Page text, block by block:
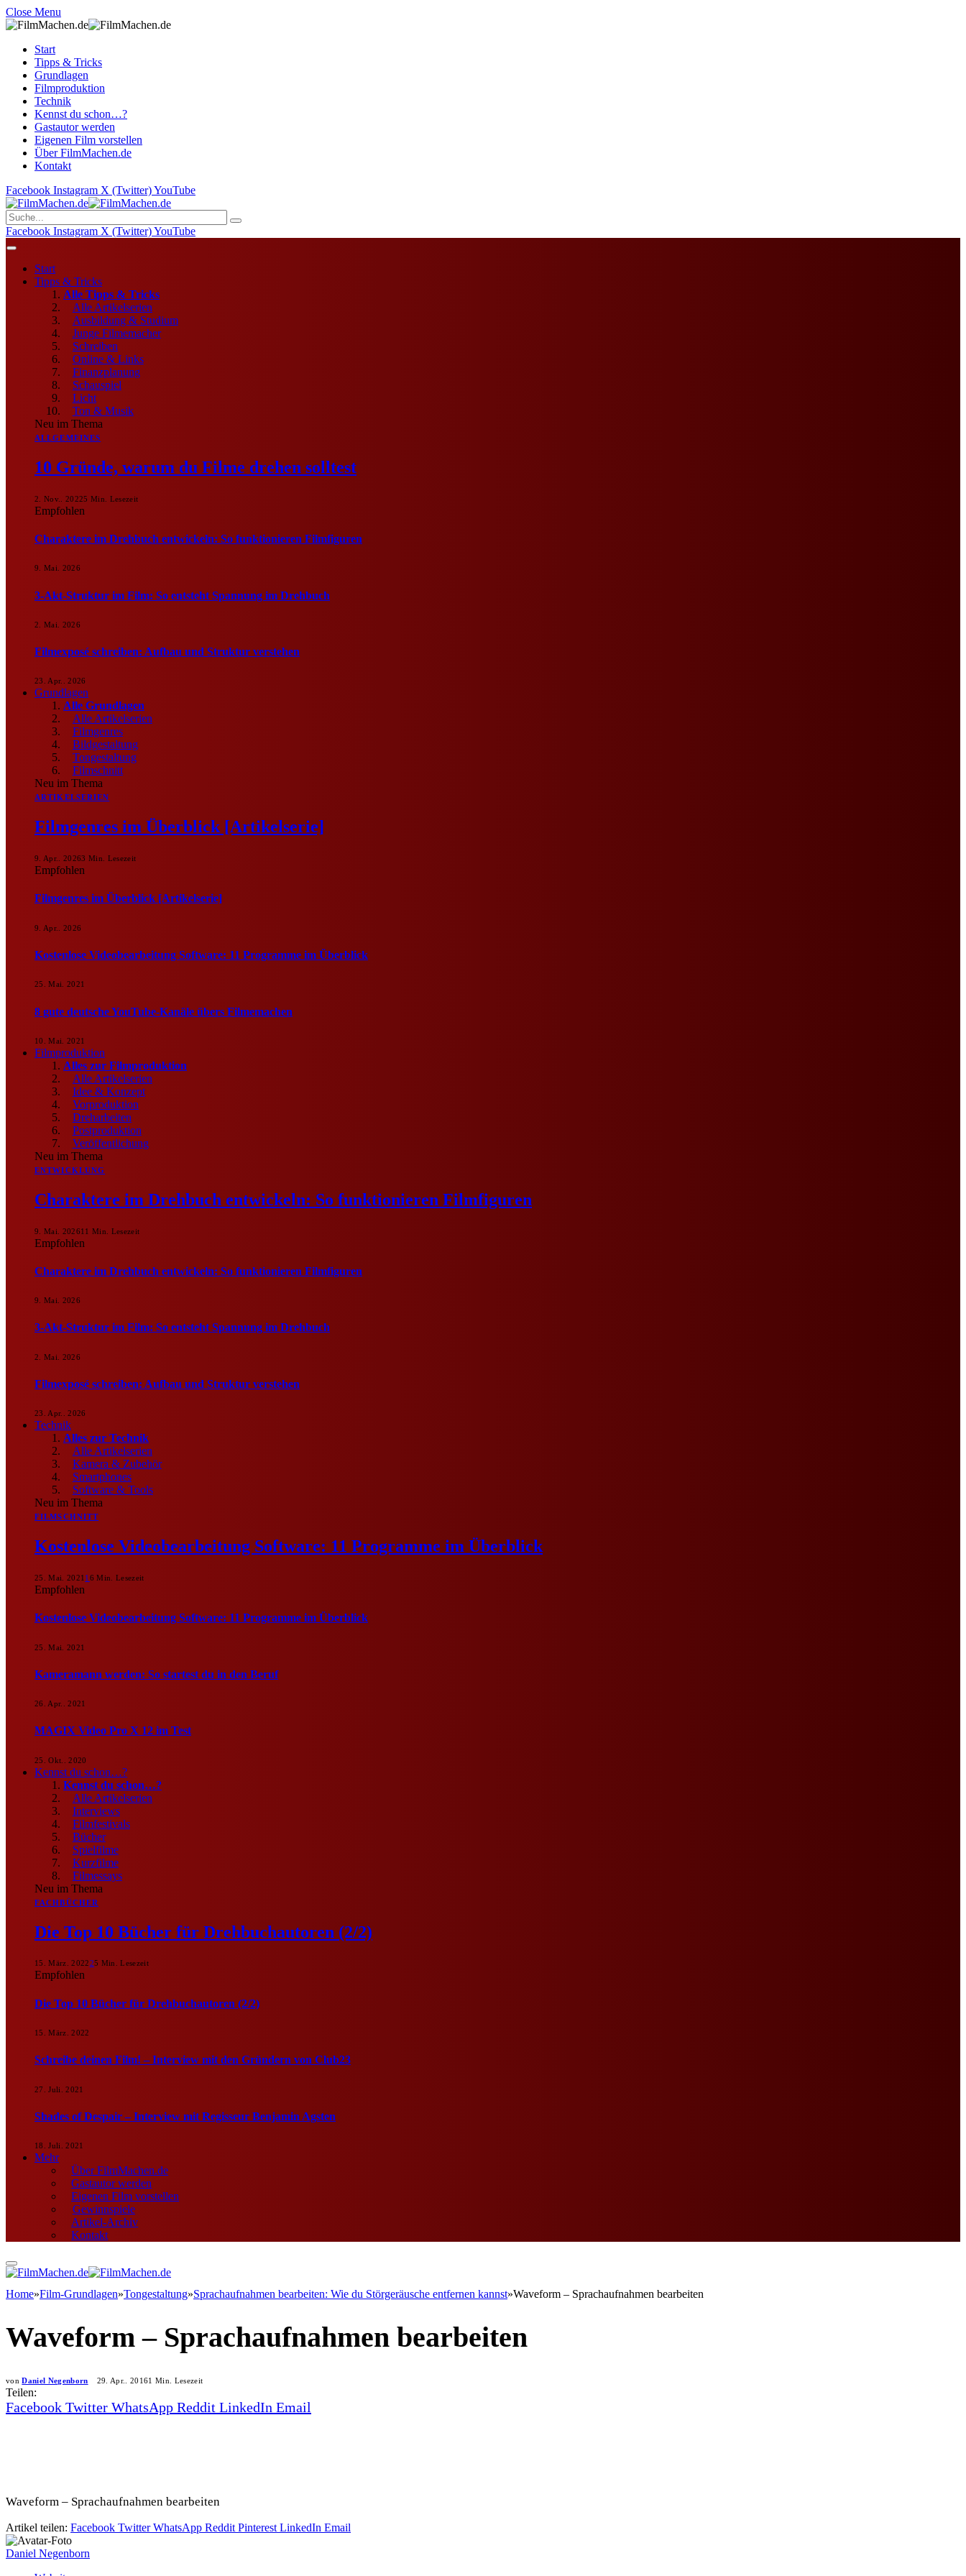
Close Menu
Start
Tipps & Tricks
Grundlagen
Filmproduktion
Technik
Kennst du schon…?
Gastautor werden
Eigenen Film vorstellen
Über FilmMachen.de
Kontakt
Facebook Instagram X (Twitter)YouTube
Facebook Instagram X (Twitter)YouTube
Start
Tipps & Tricks
Alle Tipps & Tricks
Alle Artikelserien
Ausbildung & Studium
Junge Filmemacher
Schreiben
Online & Links
Finanzplanung
Schauspiel
Licht
Ton & Musik
Neu im Thema
ALLGEMEINES
10 Gründe, warum du Filme drehen solltest
2. Nov.. 20225 Min. Lesezeit
Empfohlen
Charaktere im Drehbuch entwickeln: So funktionieren Filmfiguren
9. Mai. 2026
3-Akt-Struktur im Film: So entsteht Spannung im Drehbuch
2. Mai. 2026
Filmexposé schreiben: Aufbau und Struktur verstehen
23. Apr.. 2026
Grundlagen
Alle Grundlagen
Alle Artikelserien
Filmgenres
Bildgestaltung
Tongestaltung
Filmschnitt
Neu im Thema
ARTIKELSERIEN
Filmgenres im Überblick [Artikelserie]
9. Apr.. 20263 Min. Lesezeit
Empfohlen
Filmgenres im Überblick [Artikelserie]
9. Apr.. 2026
Kostenlose Videobearbeitung Software: 11 Programme im Überblick
25. Mai. 2021
8 gute deutsche YouTube-Kanäle übers Filmemachen
10. Mai. 2021
Filmproduktion
Alles zur Filmproduktion
Alle Artikelserien
Idee & Konzept
Vorproduktion
Dreharbeiten
Postproduktion
Veröffentlichung
Neu im Thema
ENTWICKLUNG
Charaktere im Drehbuch entwickeln: So funktionieren Filmfiguren
9. Mai. 202611 Min. Lesezeit
Empfohlen
Charaktere im Drehbuch entwickeln: So funktionieren Filmfiguren
9. Mai. 2026
3-Akt-Struktur im Film: So entsteht Spannung im Drehbuch
2. Mai. 2026
Filmexposé schreiben: Aufbau und Struktur verstehen
23. Apr.. 2026
Technik
Alles zur Technik
Alle Artikelserien
Kamera & Zubehör
Smartphones
Software & Tools
Neu im Thema
FILMSCHNITT
Kostenlose Videobearbeitung Software: 11 Programme im Überblick
25. Mai. 2021 1 6 Min. Lesezeit
Empfohlen
Kostenlose Videobearbeitung Software: 11 Programme im Überblick
25. Mai. 2021
Kameramann werden: So startest du in den Beruf
26. Apr.. 2021
MAGIX Video Pro X 12 im Test
25. Okt.. 2020
Kennst du schon…?
Kennst du schon…?
Alle Artikelserien
Interviews
Filmfestivals
Bücher
Spielfilme
Kurzfilme
Filmessays
Neu im Thema
FACHBÜCHER
Die Top 10 Bücher für Drehbuchautoren (2/2)
15. März. 202225 Min. Lesezeit
Empfohlen
Die Top 10 Bücher für Drehbuchautoren (2/2)
15. März. 2022
Schreibe deinen Film! – Interview mit den Gründern von Club23
27. Juli. 2021
Shades of Despair – Interview mit Regisseur Benjamin Agsten
18. Juli. 2021
Mehr
Über FilmMachen.de
Gastautor werden
Eigenen Film vorstellen
Gewinnspiele
Artikel-Archiv
Kontakt
Home»Film-Grundlagen»Tongestaltung»Sprachaufnahmen bearbeiten: Wie du Störgeräusche entfernen kannst»Waveform – Sprachaufnahmen bearbeiten
Waveform – Sprachaufnahmen bearbeiten
von Daniel Negenborn 29. Apr.. 20161 Min. Lesezeit
Teilen:
Facebook Twitter WhatsApp Reddit LinkedIn Email
Waveform – Sprachaufnahmen bearbeiten
Artikel teilen: Facebook Twitter WhatsApp Reddit Pinterest LinkedIn Email
Daniel Negenborn